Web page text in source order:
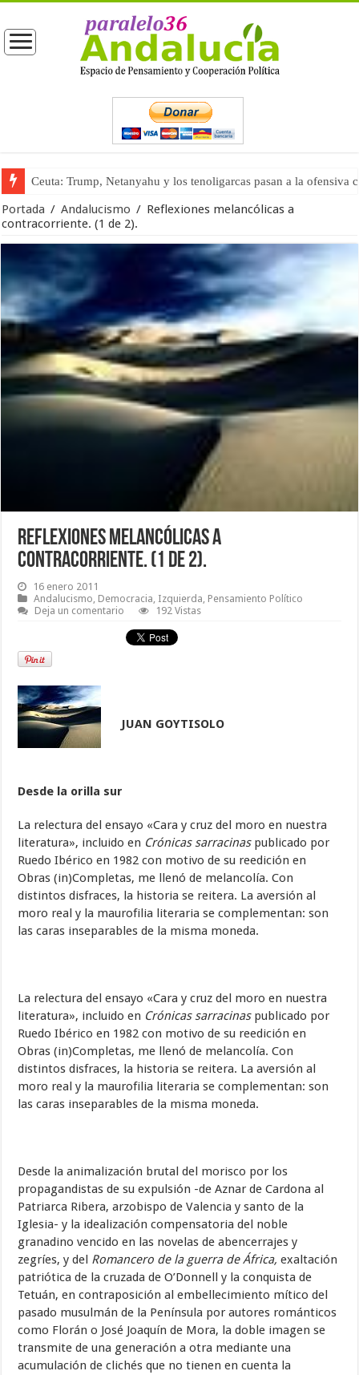
La masificación turística (tercera parte)
Portada / Andalucismo / Reflexiones melancólicas a
contracorriente. (1 de 2).
Reflexiones melancólicas a
contracorriente. (1 de 2).
16 enero 2011
Andalucismo, Democracia, Izquierda, Pensamiento Político
Deja un comentario
192 Vistas
JUAN GOYTISOLO
Desde la orilla sur
La relectura del ensayo «Cara y cruz del moro en nuestra
literatura», incluido en Crónicas sarracinaspublicado por
Ruedo Ibérico en 1982 con motivo de su reedición en
Obras (in)Completas, me llenó de melancolía. Con
distintos disfraces, la historia se reitera. La aversión al
moro real y la maurofilia literaria se complementan: son
las caras inseparables de la misma moneda.
La relectura del ensayo «Cara y cruz del moro en nuestra
literatura», incluido en Crónicas sarracinaspublicado por
Ruedo Ibérico en 1982 con motivo de su reedición en
Obras (in)Completas, me llenó de melancolía. Con
distintos disfraces, la historia se reitera. La aversión al
moro real y la maurofilia literaria se complementan: son
las caras inseparables de la misma moneda.
Desde la animalización brutal del morisco por los
propagandistas de su expulsión -de Aznar de Cardona al
Patriarca Ribera, arzobispo de Valencia y santo de la
Iglesia- y la idealización compensatoria del noble
granadino vencido en las novelas de abencerrajes y
zegríes, y del Romancero de la guerra de África, exaltación
patriótica de la cruzada de O’Donnell y la conquista de
Tetuán, en contraposición al embellecimiento mítico del
pasado musulmán de la Península por autores románticos
como Florán o José Joaquín de Mora, la doble imagen se
transmite de una generación a otra mediante una
acumulación de clichés que no tienen en cuenta la